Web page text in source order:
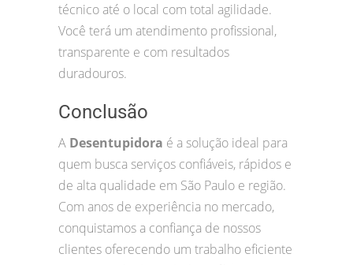
técnico até o local com total agilidade.
Você terá um atendimento profissional,
transparente e com resultados
duradouros.
Conclusão
A Desentupidora é a solução ideal para
quem busca serviços confiáveis, rápidos e
de alta qualidade em São Paulo e região.
Com anos de experiência no mercado,
conquistamos a confiança de nossos
clientes oferecendo um trabalho eficiente